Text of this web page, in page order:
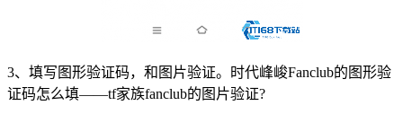
3、填写图形验证码，和图片验证。时代峰峻Fanclub的图形验
证码怎么填——tf家族fanclub的图片验证?